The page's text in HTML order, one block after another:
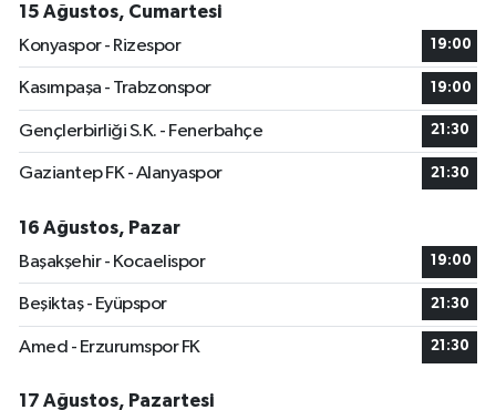
15 Ağustos, Cumartesi
Konyaspor - Rizespor
19:00
Kasımpaşa - Trabzonspor 19:00
Gençlerbirliği S.K. - Fenerbahçe 21:30
Gaziantep FK - Alanyaspor 21:30
16 Ağustos, Pazar
Başakşehir - Kocaelispor
19:00
Beşiktaş - Eyüpspor 21:30
Amed - Erzurumspor FK 21:30
17 Ağustos, Pazartesi